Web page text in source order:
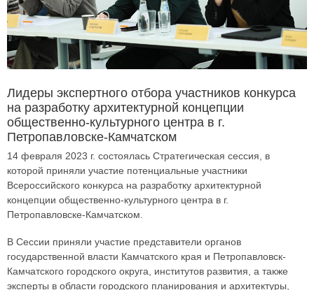
Лидеры экспертного отбора участников конкурса
на разработку архитектурной концепции
общественно-культурного центра в г.
Петропавловске-Камчатском
14 февраля 2023 г. состоялась Стратегическая сессия, в
которой приняли участие потенциальные участники
Всероссийского конкурса на разработку архитектурной
концепции общественно-культурного центра в г.
Петропавловске-Камчатском.
В Сессии приняли участие представители органов
государственной власти Камчатского края и Петропавловск-
Камчатского городского округа, институтов развития, а также
эксперты в области городского планирования и архитектуры,